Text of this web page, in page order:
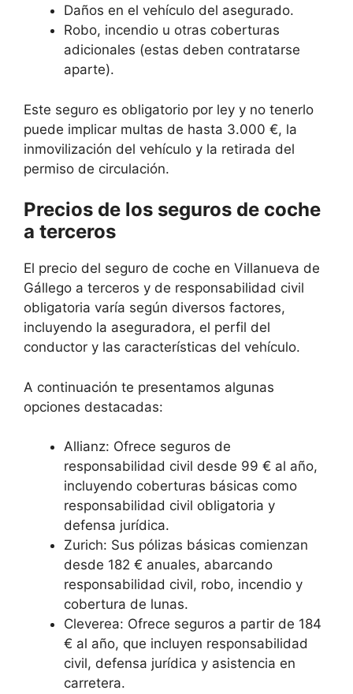
Daños en el vehículo del asegurado.
Robo, incendio u otras coberturas
adicionales (estas deben contratarse
aparte).
Este seguro es obligatorio por ley y no tenerlo
puede implicar multas de hasta 3.000 €, la
inmovilización del vehículo y la retirada del
permiso de circulación.
Precios de los seguros de coche
a terceros
El precio del seguro de coche en Villanueva de
Gállego a terceros y de responsabilidad civil
obligatoria varía según diversos factores,
incluyendo la aseguradora, el perfil del
conductor y las características del vehículo.
A continuación te presentamos algunas
opciones destacadas:
Allianz: Ofrece seguros de
responsabilidad civil desde 99 € al año,
incluyendo coberturas básicas como
responsabilidad civil obligatoria y
defensa jurídica.
Zurich: Sus pólizas básicas comienzan
desde 182 € anuales, abarcando
responsabilidad civil, robo, incendio y
cobertura de lunas.
Cleverea: Ofrece seguros a partir de 184
€ al año, que incluyen responsabilidad
civil, defensa jurídica y asistencia en
carretera.